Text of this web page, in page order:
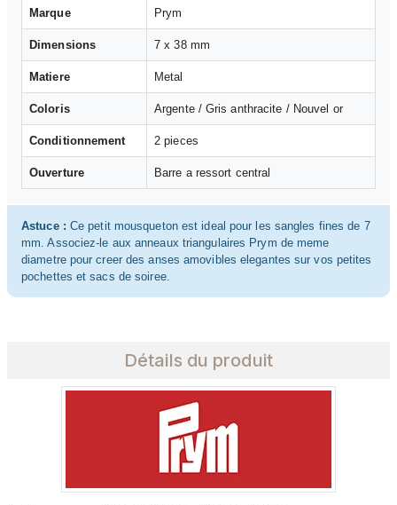
Marque Prym
Dimensions 7 x 38 mm
Matiere Metal
Coloris Argente / Gris anthracite / Nouvel or
Conditionnement 2 pieces
Ouverture Barre a ressort central
Astuce : Ce petit mousqueton est ideal pour les sangles fines de 7
mm. Associez-le aux anneaux triangulaires Prym de meme
diametre pour creer des anses amovibles elegantes sur vos petites
pochettes et sacs de soiree.
Détails du produit